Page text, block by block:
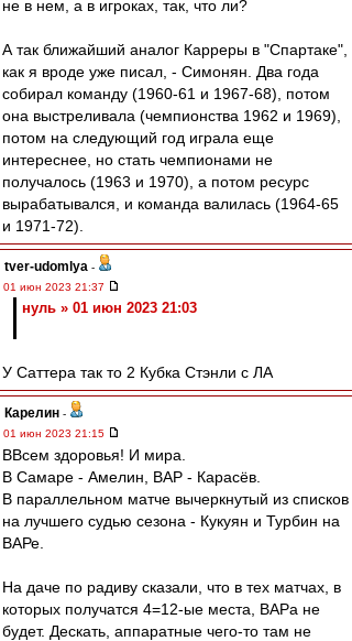
не в нем, а в игроках, так, что ли?
А так ближайший аналог Карреры в "Спартаке",
как я вроде уже писал, - Симонян. Два года
собирал команду (1960-61 и 1967-68), потом
она выстреливала (чемпионства 1962 и 1969),
потом на следующий год играла еще
интереснее, но стать чемпионами не
получалось (1963 и 1970), а потом ресурс
вырабатывался, и команда валилась (1964-65
и 1971-72).
tver-udomlya -
01 июн 2023 21:37
нуль » 01 июн 2023 21:03
У Саттера так то 2 Кубка Стэнли с ЛА
Карелин -
01 июн 2023 21:15
ВВсем здоровья! И мира.
В Самаре - Амелин, ВАР - Карасёв.
В параллельном матче вычеркнутый из списков
на лучшего судью сезона - Кукуян и Турбин на
ВАРе.
На даче по радиву сказали, что в тех матчах, в
которых получатся 4=12-ые места, ВАРа не
будет. Дескать, аппаратные чего-то там не